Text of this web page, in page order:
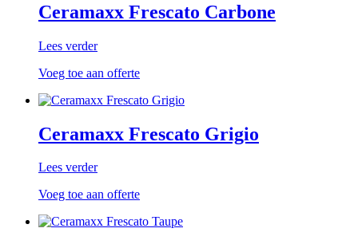
Ceramaxx Frescato Carbone
Lees verder
Voeg toe aan offerte
Ceramaxx Frescato Grigio
Lees verder
Voeg toe aan offerte